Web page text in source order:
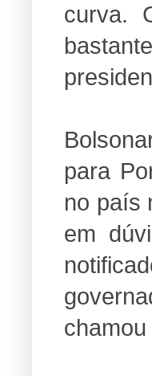
curva.
para
no país
em